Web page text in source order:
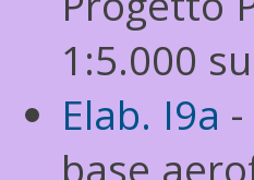
1:5.000
Elab. I9a
base